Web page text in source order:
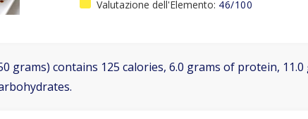
Valutazione dell'Elemento: 46/100
grams) contains 125 calories, 6.0 grams of protein,